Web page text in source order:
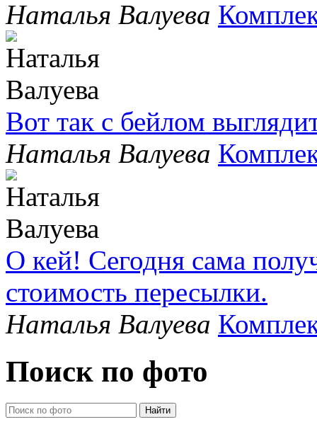
Наталья Валуева
Вот так с бейлом
Наталья Валуева
О кей! Сегодня сама
стоимость пересылки.
Наталья Валуева
Поиск по фото